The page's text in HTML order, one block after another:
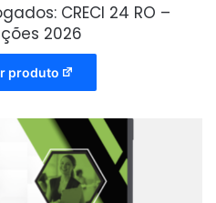
CRECI 24 RO –
2026
produto